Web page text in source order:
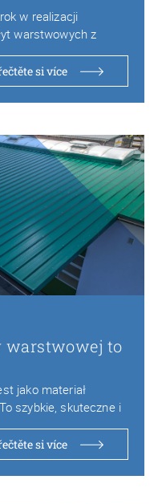
w realizacji
warstwowych z
si více
warstwowej to
jako materiał
szybkie, skuteczne i
si více